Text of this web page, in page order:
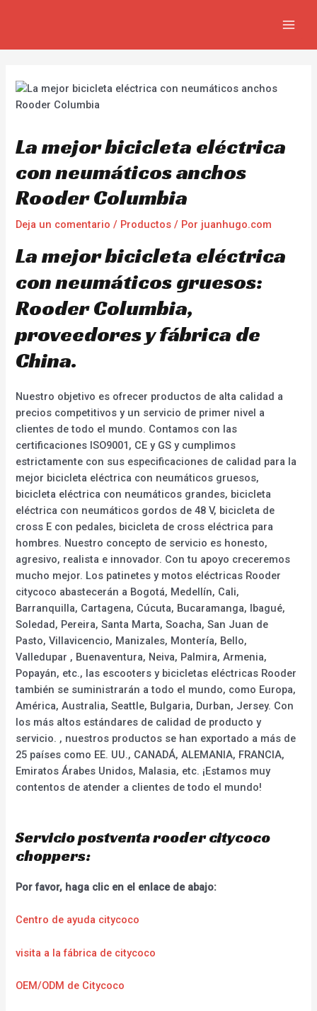
La mejor bicicleta eléctrica
con neumáticos anchos
Rooder Columbia
Deja un comentario / Productos / Por juanhugo.com
La mejor bicicleta eléctrica
con neumáticos gruesos:
Rooder Columbia,
proveedores y fábrica de
China.
Nuestro objetivo es ofrecer productos de alta calidad a
precios competitivos y un servicio de primer nivel a
clientes de todo el mundo. Contamos con las
certificaciones ISO9001, CE y GS y cumplimos
estrictamente con sus especificaciones de calidad para la
mejor bicicleta eléctrica con neumáticos gruesos,
bicicleta eléctrica con neumáticos grandes, bicicleta
eléctrica con neumáticos gordos de 48 V, bicicleta de
cross E con pedales, bicicleta de cross eléctrica para
hombres. Nuestro concepto de servicio es honesto,
agresivo, realista e innovador. Con tu apoyo creceremos
mucho mejor. Los patinetes y motos eléctricas Rooder
citycoco abastecerán a Bogotá, Medellín, Cali,
Barranquilla, Cartagena, Cúcuta, Bucaramanga, Ibagué,
Soledad, Pereira, Santa Marta, Soacha, San Juan de
Pasto, Villavicencio, Manizales, Montería, Bello,
Valledupar , Buenaventura, Neiva, Palmira, Armenia,
Popayán, etc., las escooters y bicicletas eléctricas Rooder
también se suministrarán a todo el mundo, como Europa,
América, Australia, Seattle, Bulgaria, Durban, Jersey. Con
los más altos estándares de calidad de producto y
servicio. , nuestros productos se han exportado a más de
25 países como EE. UU., CANADÁ, ALEMANIA, FRANCIA,
Emiratos Árabes Unidos, Malasia, etc. ¡Estamos muy
contentos de atender a clientes de todo el mundo!
Servicio postventa rooder citycoco
choppers:
Por favor, haga clic en el enlace de abajo:
Centro de ayuda citycoco
visita a la fábrica de citycoco
OEM/ODM de Citycoco